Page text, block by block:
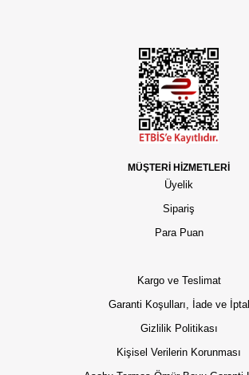
MÜŞTERİ HİZMETLERİ
Üyelik
Sipariş
Para Puan
Kargo ve Teslimat
Garanti Koşulları, İade ve İptal
Gizlilik Politikası
Kişisel Verilerin Korunması